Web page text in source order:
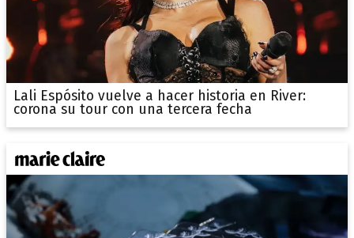
Lali Espósito vuelve a hacer historia en River:
corona su tour con una tercera fecha